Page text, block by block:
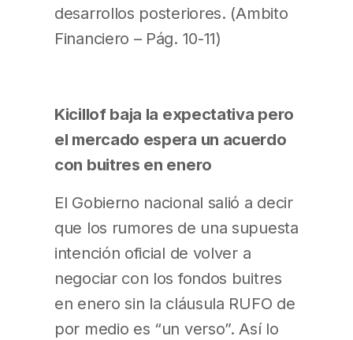
desarrollos posteriores. (Ambito
Financiero – Pág. 10-11)
Kicillof baja la expectativa pero
el mercado espera un acuerdo
con buitres en enero
El Gobierno nacional salió a decir
que los rumores de una supuesta
intención oficial de volver a
negociar con los fondos buitres
en enero sin la cláusula RUFO de
por medio es “un verso”. Así lo